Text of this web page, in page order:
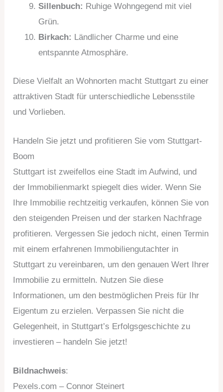
Sillenbuch: Ruhige Wohngegend mit viel
Grün.
Birkach: Ländlicher Charme und eine
entspannte Atmosphäre.
Diese Vielfalt an Wohnorten macht Stuttgart zu einer
attraktiven Stadt für unterschiedliche Lebensstile
und Vorlieben.
Handeln Sie jetzt und profitieren Sie vom Stuttgart-
Boom
Stuttgart ist zweifellos eine Stadt im Aufwind, und
der Immobilienmarkt spiegelt dies wider. Wenn Sie
Ihre Immobilie rechtzeitig verkaufen, können Sie von
den steigenden Preisen und der starken Nachfrage
profitieren. Vergessen Sie jedoch nicht, einen Termin
mit einem erfahrenen Immobiliengutachter in
Stuttgart zu vereinbaren, um den genauen Wert Ihrer
Immobilie zu ermitteln. Nutzen Sie diese
Informationen, um den bestmöglichen Preis für Ihr
Eigentum zu erzielen. Verpassen Sie nicht die
Gelegenheit, in Stuttgart’s Erfolgsgeschichte zu
investieren – handeln Sie jetzt!
Bildnachweis:
Pexels.com – Connor Steinert